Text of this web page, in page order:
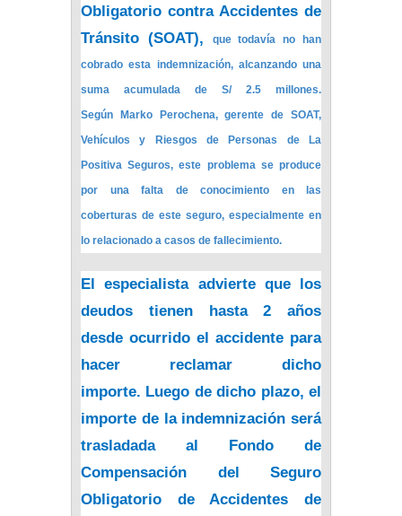
Obligatorio contra Accidentes de
Tránsito (SOAT),
que todavía no han
cobrado esta indemnización, alcanzando una
suma acumulada de
S/ 2.5 millones.
Según Marko Perochena, gerente de SOAT,
Vehículos y Riesgos de Personas de La
Positiva Seguros, este problema se produce
por una falta de conocimiento en las
coberturas de este seguro, especialmente en
lo relacionado a casos de fallecimiento.
El especialista advierte que los
deudos tienen hasta 2 años
desde ocurrido el accidente para
hacer reclamar dicho
importe. Luego de dicho plazo, el
importe de la indemnización será
trasladada al
Fondo de
Compensación del Seguro
Obligatorio de Accidentes de